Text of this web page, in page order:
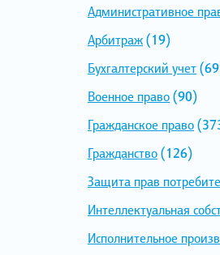
Административное
Арбитраж(19)
Бухгалтерский учет
Военное право(90)
Гражданское право
Гражданство(126)
Защита прав
Интеллектуальная
Исполнительное